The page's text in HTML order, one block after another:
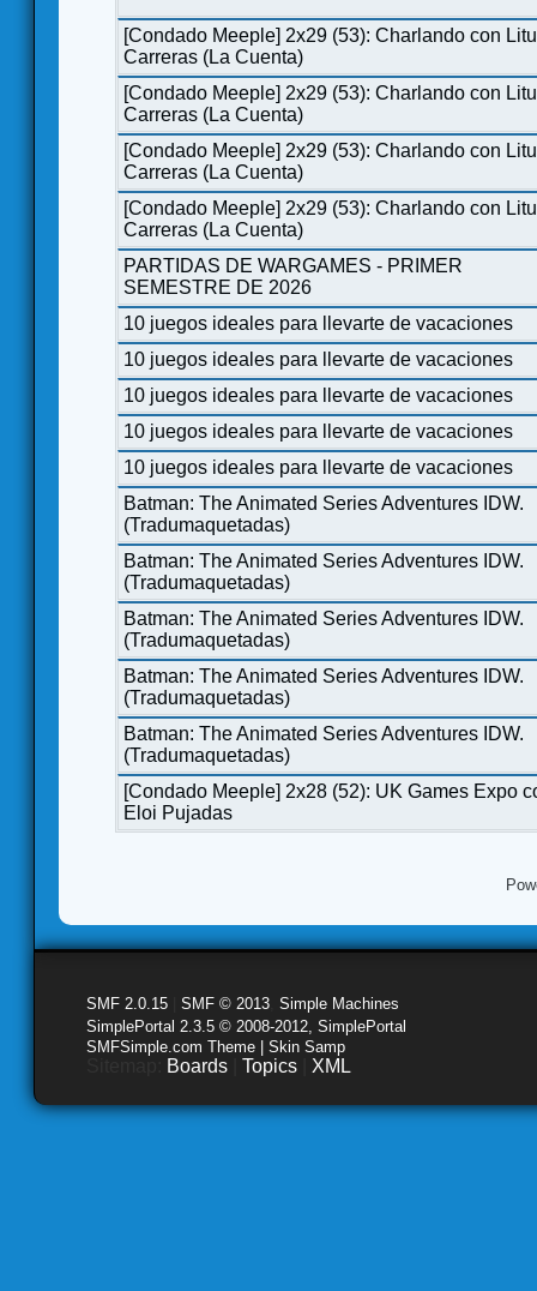
[Condado Meeple] 2x29 (53): Charlando con
Carreras (La Cuenta)
[Condado Meeple] 2x29 (53): Charlando con
Carreras (La Cuenta)
[Condado Meeple] 2x29 (53): Charlando con
Carreras (La Cuenta)
[Condado Meeple] 2x29 (53): Charlando con
Carreras (La Cuenta)
PARTIDAS DE WARGAMES - PRIMER
SEMESTRE DE 2026
10 juegos ideales para llevarte de vacaciones
10 juegos ideales para llevarte de vacaciones
10 juegos ideales para llevarte de vacaciones
10 juegos ideales para llevarte de vacaciones
10 juegos ideales para llevarte de vacaciones
Batman: The Animated Series Adventures IDW.
(Tradumaquetadas)
Batman: The Animated Series Adventures IDW.
(Tradumaquetadas)
Batman: The Animated Series Adventures IDW.
(Tradumaquetadas)
Batman: The Animated Series Adventures IDW.
(Tradumaquetadas)
Batman: The Animated Series Adventures IDW.
(Tradumaquetadas)
[Condado Meeple] 2x28 (52): UK Games Expo
Eloi Pujadas
SMF 2.0.15 SMF © 2013 Simple Machines
SimplePortal 2.3.5 © 2008-2012, SimplePortal
SMFSimple.com Theme | Skin Samp
Boards Topics XML